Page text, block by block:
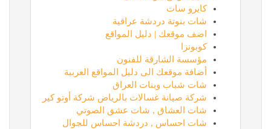
كايرو سات
شات بنوتة دردشة عراقية
اضف موقعك | دليل المواقع
كوبونزا
مؤسسة الشارقة للفنون
أضافة موقعك الى دليل المواقع العربية
شات شباب وبنات العراق
شركة صيانة غسالات بالرياض شركة أوتو كير
شات العشاق , شات عشق الصوتي
شات احساس , دردشة احساس للجوال